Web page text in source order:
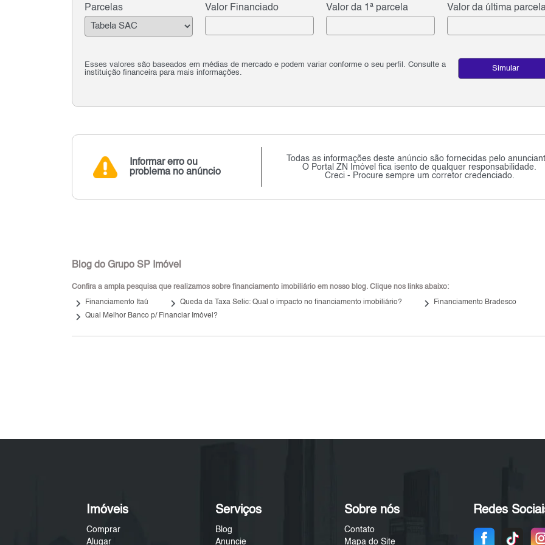
Parcelas Valor Financiado Valor da 1ª parcela Valor da última
Esses valores são baseados em médias de mercado e podem variar conforme o seu perfil. Consulte a
instituição financeira para mais informações.
Simular
Informar erro ou
problema no anúncio
Todas as informações deste anúncio são fornecidas pelo
O Portal ZN Imóvel fica isento de qualquer responsabilidade.
Creci - Procure sempre um corretor credenciado.
Blog do Grupo SP Imóvel
Confira a ampla pesquisa que realizamos sobre financiamento imobiliário em nosso blog. Clique nos links abaixo:
keyboard_arrow_right Financiamento Itaú keyboard_arrow_right Queda da Taxa Selic: Qual o impacto no financiamento imobiliário? keyboard_arrow_right Financiamento Bradesco
keyboard_arrow_right Qual Melhor Banco p/ Financiar Imóvel?
Imóveis
Comprar
Alugar
Serviços
Blog
Anuncie
Sobre nós
Contato
Mapa do Site
Redes